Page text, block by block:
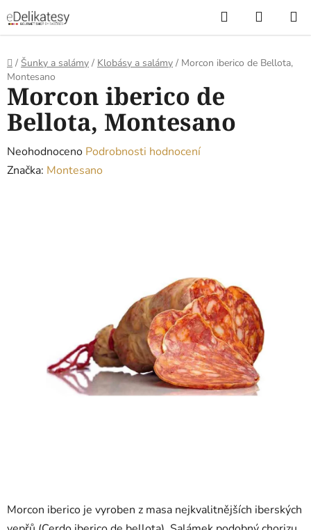
na
obsah
Hledat
KOŠÍK
Domů
/ Šunky a salámy / Klobásy a salámy / Morcon iberico de Bellota,
Montesano
Morcon iberico je vyroben z masa nejkvalitnějších iberských
Morcon iberico de
Bellota, Montesano
Průměrné
hodnocení
Neohodnoceno Podrobnosti hodnocení
Značka: Montesano